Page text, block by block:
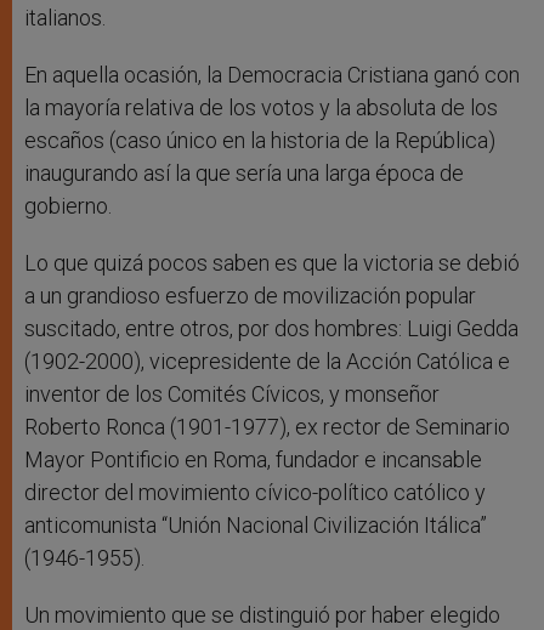
italianos.
En aquella ocasión, la Democracia Cristiana ganó con
la mayoría relativa de los votos y la absoluta de los
escaños (caso único en la historia de la República)
inaugurando así la que sería una larga época de
gobierno.
Lo que quizá pocos saben es que la victoria se debió
a un grandioso esfuerzo de movilización popular
suscitado, entre otros, por dos hombres: Luigi Gedda
(1902-2000), vicepresidente de la Acción Católica e
inventor de los Comités Cívicos, y monseñor
Roberto Ronca (1901-1977), ex rector de Seminario
Mayor Pontificio en Roma, fundador e incansable
director del movimiento cívico-político católico y
anticomunista “Unión Nacional Civilización Itálica”
(1946-1955).
Un movimiento que se distinguió por haber elegido